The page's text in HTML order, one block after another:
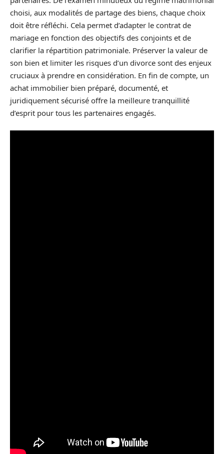
choisi, aux modalités de partage des biens, chaque choix
doit être réfléchi. Cela permet d’adapter le contrat de
mariage en fonction des objectifs des conjoints et de
clarifier la répartition patrimoniale. Préserver la valeur de
son bien et limiter les risques d’un divorce sont des enjeux
cruciaux à prendre en considération. En fin de compte, un
achat immobilier bien préparé, documenté, et
juridiquement sécurisé offre la meilleure tranquillité
d’esprit pour tous les partenaires engagés.